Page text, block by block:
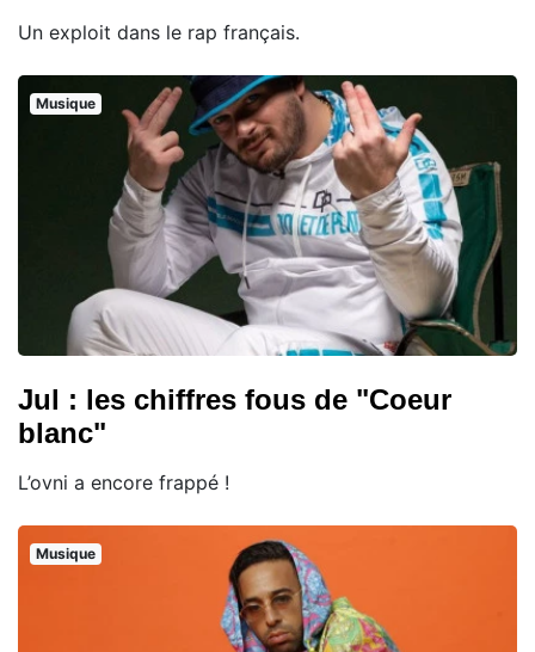
Un exploit dans le rap français.
Musique
Jul : les chiffres fous de "Coeur
blanc"
L’ovni a encore frappé !
Musique